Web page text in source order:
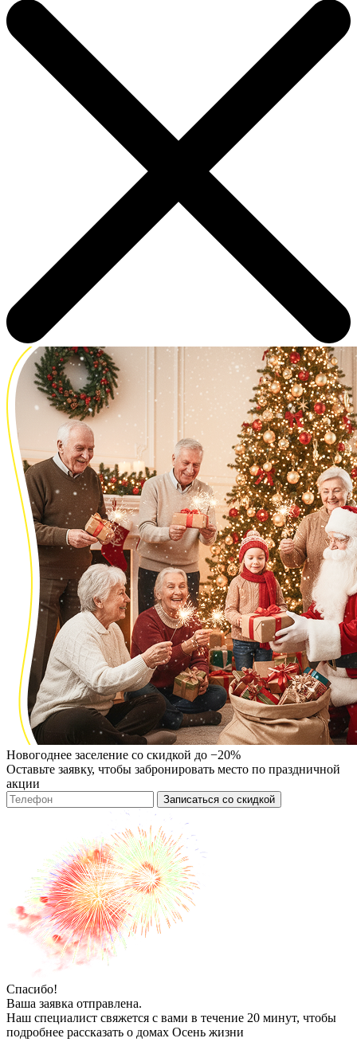
Новогоднее заселение со скидкой до −20%
Оставьте заявку, чтобы забронировать место по праздничной
акции
Записаться со скидкой
Спасибо!
Ваша заявка отправлена.
Наш специалист свяжется с вами в течение 20 минут, чтобы
подробнее рассказать о домах Осень жизни